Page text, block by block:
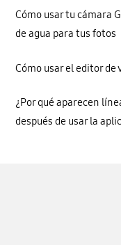
Cómo usar tu cámara
de agua para tus fotos
Cómo usar el editor de
¿Por qué aparecen
después de usar la